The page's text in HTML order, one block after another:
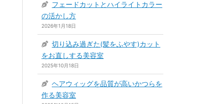
フェードカットとハイライトカラー
の活かし方
2026年1月18日
切り込み過ぎた(髪をふやす)カット
をお直しする美容室
2025年10月18日
ヘアウィッグを品質が高いかつらを
作る美容室